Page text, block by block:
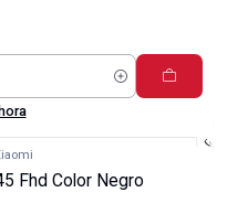
Fhd Color Negro